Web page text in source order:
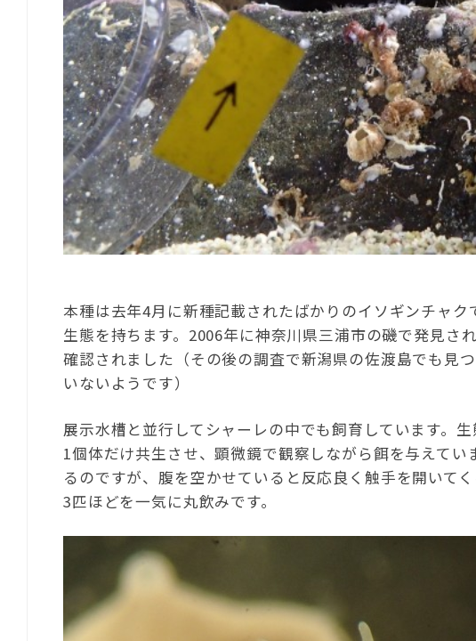
本種は去年4月に新種記載されたばかりのイソギンチャ
生態を持ちます。2006年に神奈川県三浦市の磯で発見さ
確認されました（その後の調査で新潟県の佐渡島でも見
いないようです）
展示水槽と並行してシャーレの中でも飼育しています。
1個体だけ共生させ、顕微鏡で観察しながら餌を与えて
るのですが、腹を空かせていると反応良く触手を開いて
3匹ほどを一気に丸飲みです。